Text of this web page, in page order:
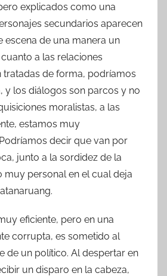
explicados como una
secundarios aparecen
escena de una manera un
a las relaciones
tratadas de forma, podríamos
y los diálogos son parcos y no
moralistas, a las
estamos muy
decir que van por
junto a la sordidez de la
muy personal en el cual deja
eficiente, pero en una
corrupta, es sometido al
de un político. Al despertar en
un disparo en la cabeza,